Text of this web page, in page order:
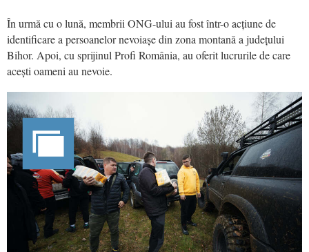
În urmă cu o lună, membrii ONG-ului au fost într-o acțiune de
identificare a persoanelor nevoiașe din zona montană a județului
Bihor. Apoi, cu sprijinul Profi România, au oferit lucrurile de care
acești oameni au nevoie.